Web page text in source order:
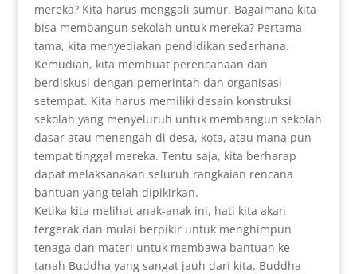
mereka? Kita harus menggali sumur. Bagaimana kita
bisa membangun sekolah untuk mereka? Pertama-
tama, kita menyediakan pendidikan sederhana.
Kemudian, kita membuat perencanaan dan
berdiskusi dengan pemerintah dan organisasi
setempat. Kita harus memiliki desain konstruksi
sekolah yang menyeluruh untuk membangun sekolah
dasar atau menengah di desa, kota, atau mana pun
tempat tinggal mereka. Tentu saja, kita berharap
dapat melaksanakan seluruh rangkaian rencana
bantuan yang telah dipikirkan.
Ketika kita melihat anak-anak ini, hati kita akan
tergerak dan mulai berpikir untuk menghimpun
tenaga dan materi untuk membawa bantuan ke
tanah Buddha yang sangat jauh dari kita. Buddha